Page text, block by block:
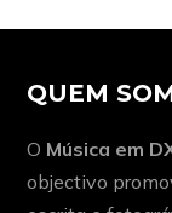
QUEM
O Música em
objectivo